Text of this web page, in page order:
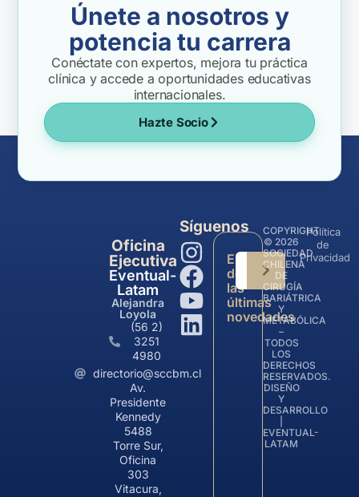
Únete a nosotros y
potencia tu carrera
Conéctate con expertos, mejora tu práctica
clínica y accede a oportunidades educativas
internacionales.
Hazte Socio
Oficina
Ejecutiva
Eventual-
Latam
Alejandra
Loyola
(56 2)
3251
4980
directorio@sccbm.cl
Av.
Presidente
Kennedy
5488
Torre Sur,
Oficina
303
Vitacura,
Síguenos
Entérate
de
las
últimas
novedades
COPYRIGHT
© 2026
SOCIEDAD
CHILENA
DE
CIRUGÍA
BARIÁTRICA
Y
METABÓLICA
–
TODOS
LOS
DERECHOS
RESERVADOS.
DISEÑO
Y
DESARROLLO
EVENTUAL-
LATAM
Política
de
Privacidad